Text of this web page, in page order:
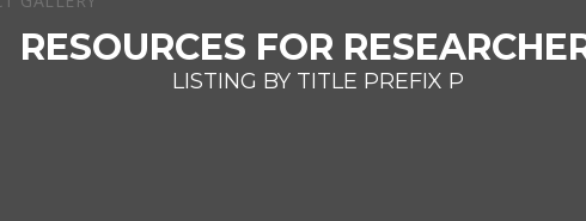
RESOURCES FOR
LISTING BY TITLE PREFIX P